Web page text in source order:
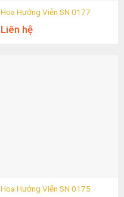
Hoa Hướng Viễn SN 0177
Liên hệ
Hoa Hướng Viễn SN 0175